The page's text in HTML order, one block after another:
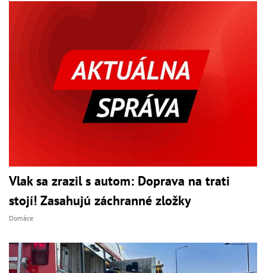
Vlak sa zrazil s autom: Doprava na trati
stojí! Zasahujú záchranné zložky
Domáce